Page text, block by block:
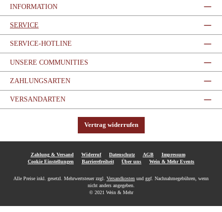
INFORMATION
SERVICE
SERVICE-HOTLINE
UNSERE COMMUNITIES
ZAHLUNGSARTEN
VERSANDARTEN
Vertrag widerrufen
Zahlung & Versand Widerruf Datenschutz AGB
Impressum
Cookie Einstellungen
Barrierefreiheit Über uns Wein & Mehr Events
Alle Preise inkl. gesetzl. Mehrwertsteuer zzgl. Versandkosten und ggf. Nachnahmegebühren, wenn
nicht anders angegeben.
© 2021 Wein & Mehr